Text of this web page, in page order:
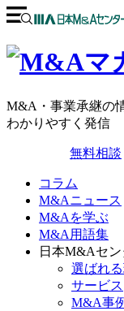
M&A・事業承継の
わかりやすく発信
無料相談
コラム
M&Aニュース
M&Aを学ぶ
M&A用語集
日本M&Aセン
選ばれ
サービス
M&A事